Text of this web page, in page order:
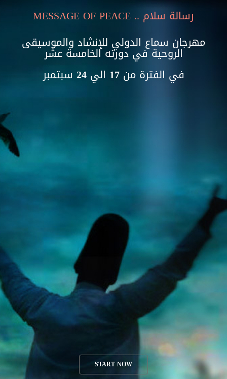
MESSAGE OF PEACE
.. رسالة سلام
مهرجان سماع الدولي للإنشاد والموسيقى
الروحية في دورته الخامسة عشر
في الفترة من 17 الي 24 سبتمبر
START NOW